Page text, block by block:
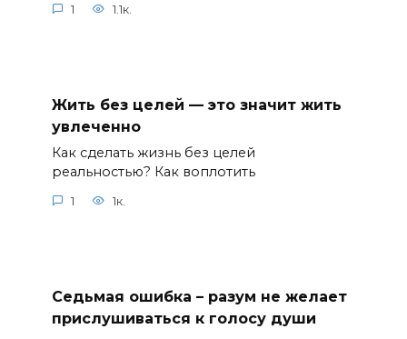
1 1.1к.
Жить без целей — это значит жить
увлеченно
Как сделать жизнь без целей
реальностью? Как воплотить
1 1к.
Седьмая ошибка – разум не желает
прислушиваться к голосу души